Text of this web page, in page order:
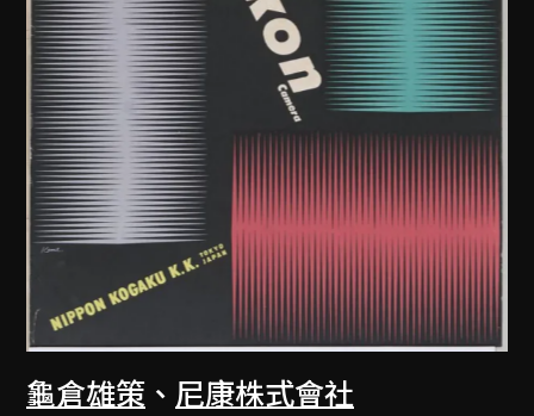
龜倉雄策 、 尼康株式會社